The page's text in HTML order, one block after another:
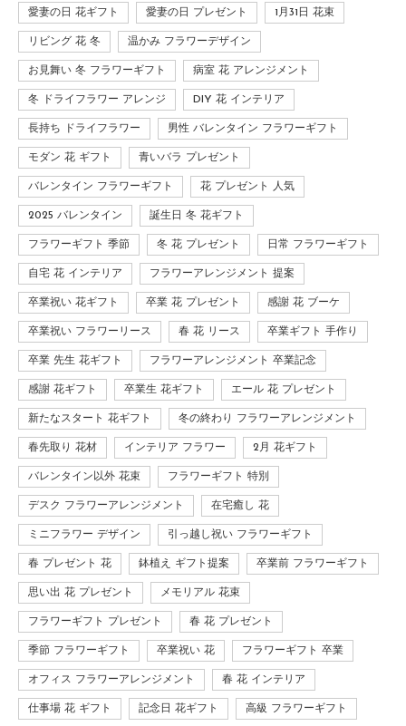
愛妻の日 花ギフト 愛妻の日 プレゼント 1月31日 花束
リビング 花 冬 温かみ フラワーデザイン
お見舞い 冬 フラワーギフト 病室 花 アレンジメント
冬 ドライフラワー アレンジ DIY 花 インテリア
長持ち ドライフラワー 男性 バレンタイン フラワーギフト
モダン 花 ギフト 青いバラ プレゼント
バレンタイン フラワーギフト 花 プレゼント 人気
2025 バレンタイン 誕生日 冬 花ギフト
フラワーギフト 季節 冬 花 プレゼント 日常 フラワーギフト
自宅 花 インテリア フラワーアレンジメント 提案
卒業祝い 花ギフト 卒業 花 プレゼント 感謝 花 ブーケ
卒業祝い フラワーリース 春 花 リース 卒業ギフト 手作り
卒業 先生 花ギフト フラワーアレンジメント 卒業記念
感謝 花ギフト 卒業生 花ギフト エール 花 プレゼント
新たなスタート 花ギフト 冬の終わり フラワーアレンジメント
春先取り 花材 インテリア フラワー 2月 花ギフト
バレンタイン以外 花束 フラワーギフト 特別
デスク フラワーアレンジメント 在宅癒し 花
ミニフラワー デザイン 引っ越し祝い フラワーギフト
春 プレゼント 花 鉢植え ギフト提案 卒業前 フラワーギフト
思い出 花 プレゼント メモリアル 花束
フラワーギフト プレゼント 春 花 プレゼント
季節 フラワーギフト 卒業祝い 花 フラワーギフト 卒業
オフィス フラワーアレンジメント 春 花 インテリア
仕事場 花 ギフト 記念日 花ギフト 高級 フラワーギフト